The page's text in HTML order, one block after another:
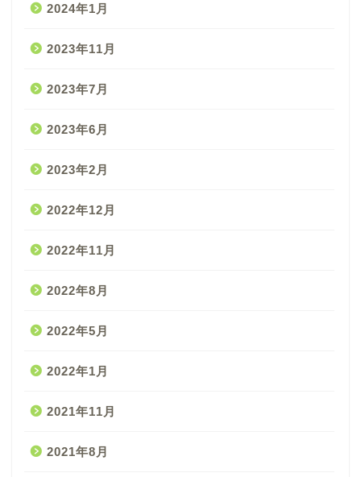
2024年1月
2023年11月
2023年7月
2023年6月
2023年2月
2022年12月
2022年11月
2022年8月
2022年5月
2022年1月
2021年11月
2021年8月